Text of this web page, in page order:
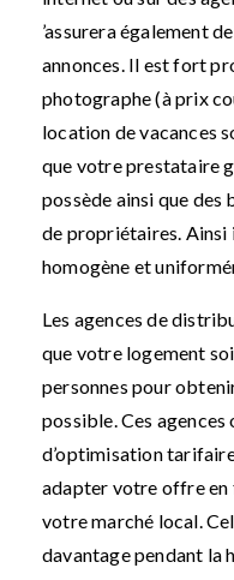
’assurera également
annonces. Il est fort
photographe (à prix
location de vacances
que votre prestataire
possède ainsi que des
de propriétaires. Ainsi
homogène et
Les agences de
que votre logement
personnes pour
possible. Ces
d’optimisation
adapter votre offre en
votre marché local.
davantage pendant la